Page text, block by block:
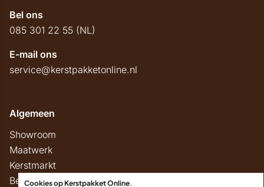
Bel ons
085 301 22 55 (NL)
E-mail ons
service@kerstpakketonline.nl
Algemeen
Showroom
Maatwerk
Kerstmarkt
Belastingregels
Cookies op Kerstpakket Online.